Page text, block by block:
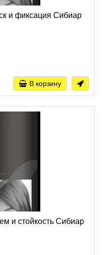
и фиксация Сибиар
В корзину
и стойкость Сибиар